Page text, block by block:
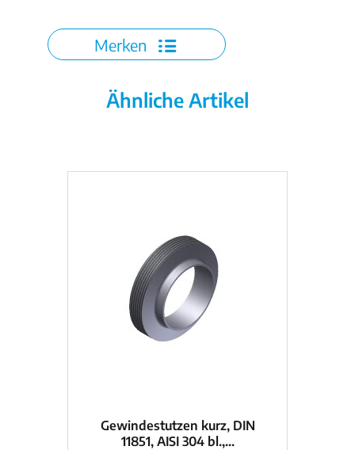
Merken
Ähnliche Artikel
Gewindestutzen kurz, DIN
11851, AISI 304 bl.,...